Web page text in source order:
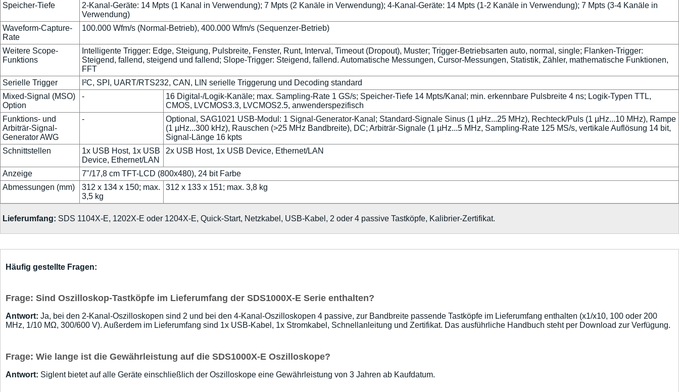
Speicher-Tiefe
2-Kanal-Geräte: 14 Mpts (1 Kanal in Verwendung); 7 Mpts (2 Kanäle in Verwendung); 4-Kanal-Geräte: 14 Mpts (1-2 Kanäle in Verwendung); 7 Mpts (3-4 Kanäle in
Verwendung)
Waveform-Capture-
Rate
100.000 Wfm/s (Normal-Betrieb), 400.000 Wfm/s (Sequenzer-Betrieb)
Weitere Scope-
Funktions
Intelligente Trigger: Edge, Steigung, Pulsbreite, Fenster, Runt, Interval, Timeout (Dropout), Muster; Trigger-Betriebsarten auto, normal, single; Flanken-Trigger:
Steigend, fallend, steigend und fallend; Slope-Trigger: Steigend, fallend. Automatische Messungen, Cursor-Messungen, Statistik, Zähler, mathematische Funktionen,
FFT
Serielle Trigger
I²C, SPI, UART/RTS232, CAN, LIN serielle Triggerung und Decoding standard
Mixed-Signal (MSO)
Option
-
16 Digital-/Logik-Kanäle; max. Sampling-Rate 1 GS/s; Speicher-Tiefe 14 Mpts/Kanal; min. erkennbare Pulsbreite 4 ns; Logik-Typen TTL,
CMOS, LVCMOS3.3, LVCMOS2.5, anwenderspezifisch
Funktions- und
Arbiträr-Signal-
Generator AWG
-
Optional, SAG1021 USB-Modul: 1 Signal-Generator-Kanal; Standard-Signale Sinus (1 µHz...25 MHz), Rechteck/Puls (1 µHz...10 MHz), Rampe
(1 µHz...300 kHz), Rauschen (>25 MHz Bandbreite), DC; Arbiträr-Signale (1 µHz...5 MHz, Sampling-Rate 125 MS/s, vertikale Auflösung 14 bit,
Signal-Länge 16 kpts
Schnittstellen
1x USB Host, 1x USB
Device, Ethernet/LAN
2x USB Host, 1x USB Device, Ethernet/LAN
Anzeige
7"/17,8 cm TFT-LCD (800x480), 24 bit Farbe
Abmessungen (mm)
312 x 134 x 150; max.
3,5 kg
312 x 133 x 151; max. 3,8 kg
Lieferumfang: SDS 1104X-E, 1202X-E oder 1204X-E, Quick-Start, Netzkabel, USB-Kabel, 2 oder 4 passive Tastköpfe, Kalibrier-Zertifikat.
Häufig gestellte Fragen:
Frage: Sind Oszilloskop-Tastköpfe im Lieferumfang der SDS1000X-E Serie enthalten?
Antwort: Ja, bei den 2-Kanal-Oszilloskopen sind 2 und bei den 4-Kanal-Oszilloskopen 4 passive, zur Bandbreite passende Tastköpfe im Lieferumfang enthalten (x1/x10, 100 oder 200
MHz, 1/10 MΩ, 300/600 V). Außerdem im Lieferumfang sind 1x USB-Kabel, 1x Stromkabel, Schnellanleitung und Zertifikat. Das ausführliche Handbuch steht per Download zur Verfügung.
Frage: Wie lange ist die Gewährleistung auf die SDS1000X-E Oszilloskope?
Antwort: Siglent bietet auf alle Geräte einschließlich der Oszilloskope eine Gewährleistung von 3 Jahren ab Kaufdatum.